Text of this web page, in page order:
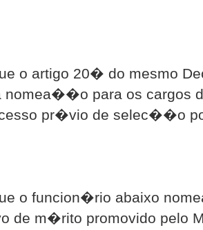
o artigo 20� do mesmo
nomea��o para os cargos
pr�vio de selec��o
o funcion�rio abaixo
de m�rito promovido pelo